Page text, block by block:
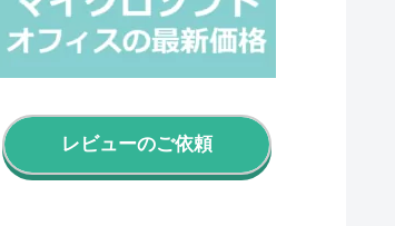
レビューのご依頼